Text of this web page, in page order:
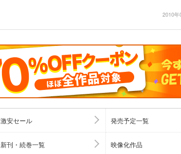
2010年
激安セール 発売予定一覧
新刊・続巻一覧 映像化作品